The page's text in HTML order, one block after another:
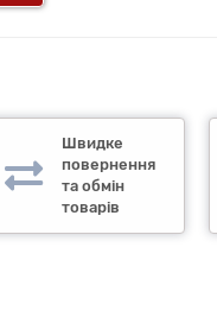
Швидке
повернення
та обмін
товарів